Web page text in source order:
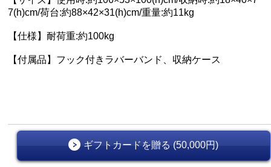
7(h)cm/荷台:約88×42×31(h)cm/重量:約11kg
【仕様】耐荷重:約100kg
【付属品】フック付きラバーバンド、収納ケース
ギフトカードを贈る (50,000円)